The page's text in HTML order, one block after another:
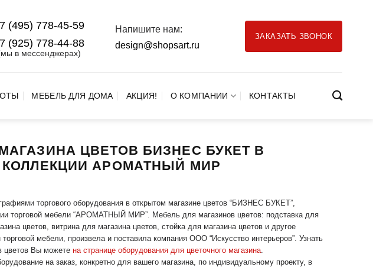
(495) 778-45-59
(925) 778‑44‑88
в мессенджерах)
Напишите нам:
design@shopsart.ru
ЗАКАЗАТЬ ЗВОНОК
МЕБЕЛЬ ДЛЯ ДОМА АКЦИЯ! О КОМПАНИИ КОНТАКТЫ
ЦВЕТОВ БИЗНЕС БУКЕТ В
АРОМАТНЫЙ МИР
торгового оборудования в открытом магазине цветов “БИЗНЕС БУКЕТ”,
торговой мебели “АРОМАТНЫЙ МИР”. Мебель для магазинов цветов: подставка для
цветов, витрина для магазина цветов, стойка для магазина цветов и другое
мебели, произвела и поставила компания ООО “Искусство интерьеров”. Узнать
цветов Вы можете на странице оборудования для цветочного магазина.
на заказ, конкретно для вашего магазина, по индивидуальному проекту, в